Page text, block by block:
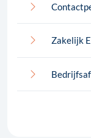
Zakelijk